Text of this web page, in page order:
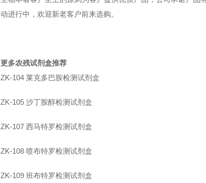
动进行中，欢迎新老客户前来选购。
更多农残试剂盒推荐
ZK-104 莱克多巴胺检测试剂盒
ZK-105 沙丁胺醇检测试剂盒
ZK-107 西马特罗检测试剂盒
ZK-108 喷布特罗检测试剂盒
ZK-109 班布特罗检测试剂盒